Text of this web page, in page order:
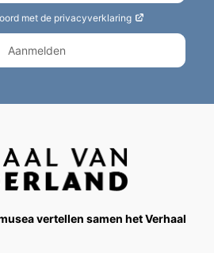
met de privacyverklaring
vertellen samen het Verhaal